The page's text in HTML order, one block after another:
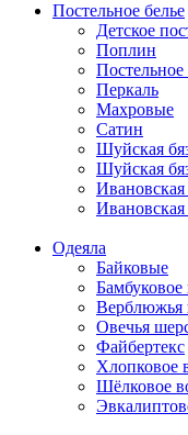
Постельное белье
Детское
Поплин
Перкаль
Махровые
Сатин
Шуйская
Шуйская
Одеяла
Байковые
Бамбуковое
Верблюжья
Овечья
Файбертекс
Хлопковое
Шёлковое